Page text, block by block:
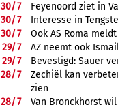
30/7
Feyenoord ziet in
30/7
Interesse in
30/7
Ook AS Roma
29/7
AZ neemt ook
29/7
Bevestigd: Sauer
28/7
Zechiël kan
zien
28/7
Van Bronckhorst